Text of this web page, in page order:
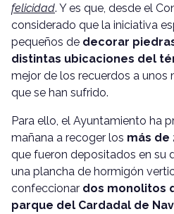
felicidad. Y es que, desde el
considerado que la iniciativa
pequeños de decorar
distintas ubicaciones del
mejor de los recuerdos a
que se han sufrido.
Para ello, el Ayuntamiento ha
mañana a recoger los más de
que fueron depositados en su
una plancha de hormigón
confeccionar dos monolitos
parque del Cardadal de